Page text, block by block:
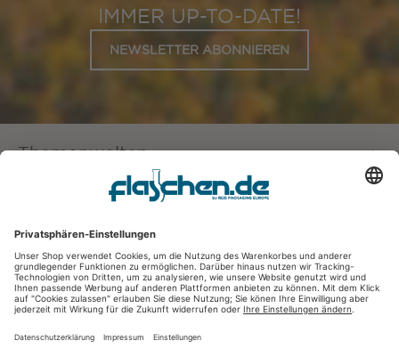
IMMER UP-TO-DATE!
NEWSLETTER ABONNIEREN
Themenwelten
Kontakt